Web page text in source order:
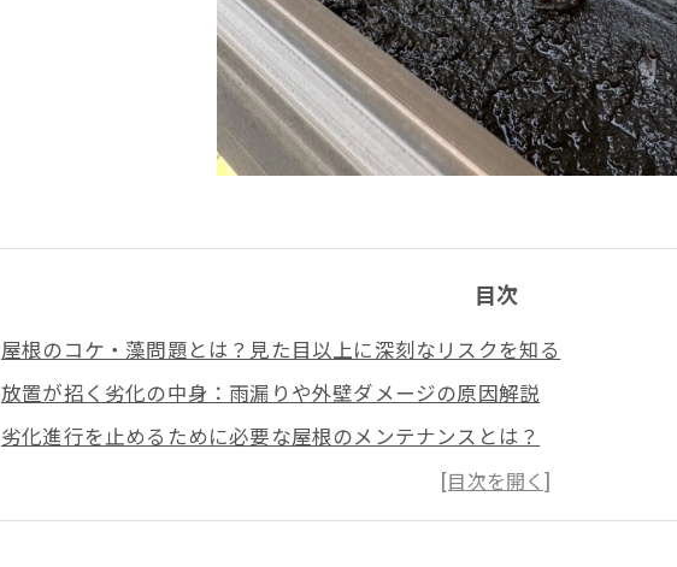
目次
屋根のコケ・藻問題とは？見た目以上に深刻なリスクを知る
放置が招く劣化の中身：雨漏りや外壁ダメージの原因解説
劣化進行を止めるために必要な屋根のメンテナンスとは？
屋根を長持ちさせる！日々のケアと早期対応の重要性
コケ・藻を放置するとどうなる？リフォーム業界からの警告